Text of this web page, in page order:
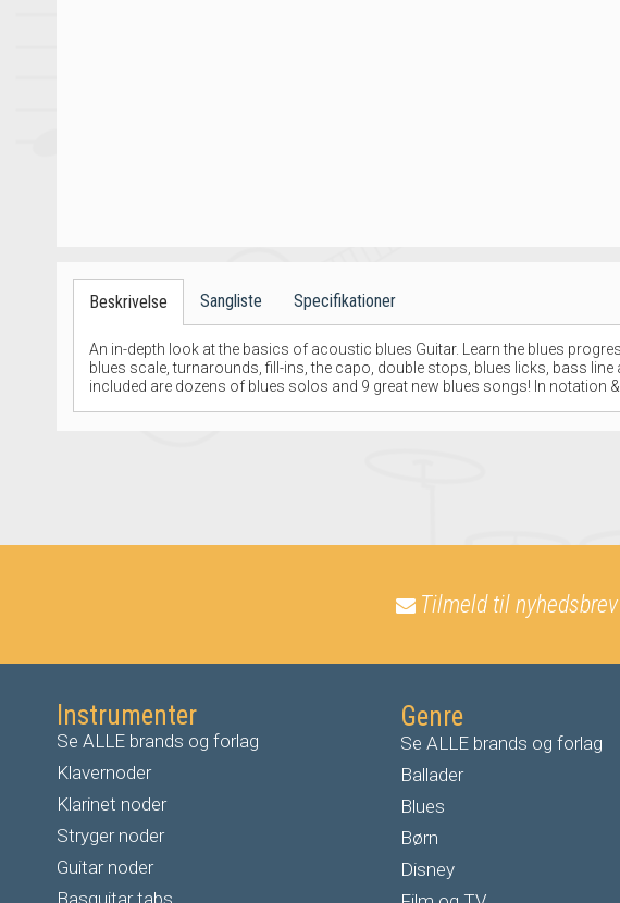
Beskrivelse Sangliste Specifikationer
An in-depth look at the basics of acoustic blues Guitar. Learn the blues
blues scale, turnarounds, fill-ins, the capo, double stops, blues licks, bass
included are dozens of blues solos and 9 great new blues songs! In notation
Tilmeld til
Instrumenter
Se ALLE brands og forlag
Klavernoder
Klarinet noder
Stryger noder
Guitar noder
Basguitar tabs
Genre
Se ALLE brands og forlag
Ballader
Blues
Børn
Disney